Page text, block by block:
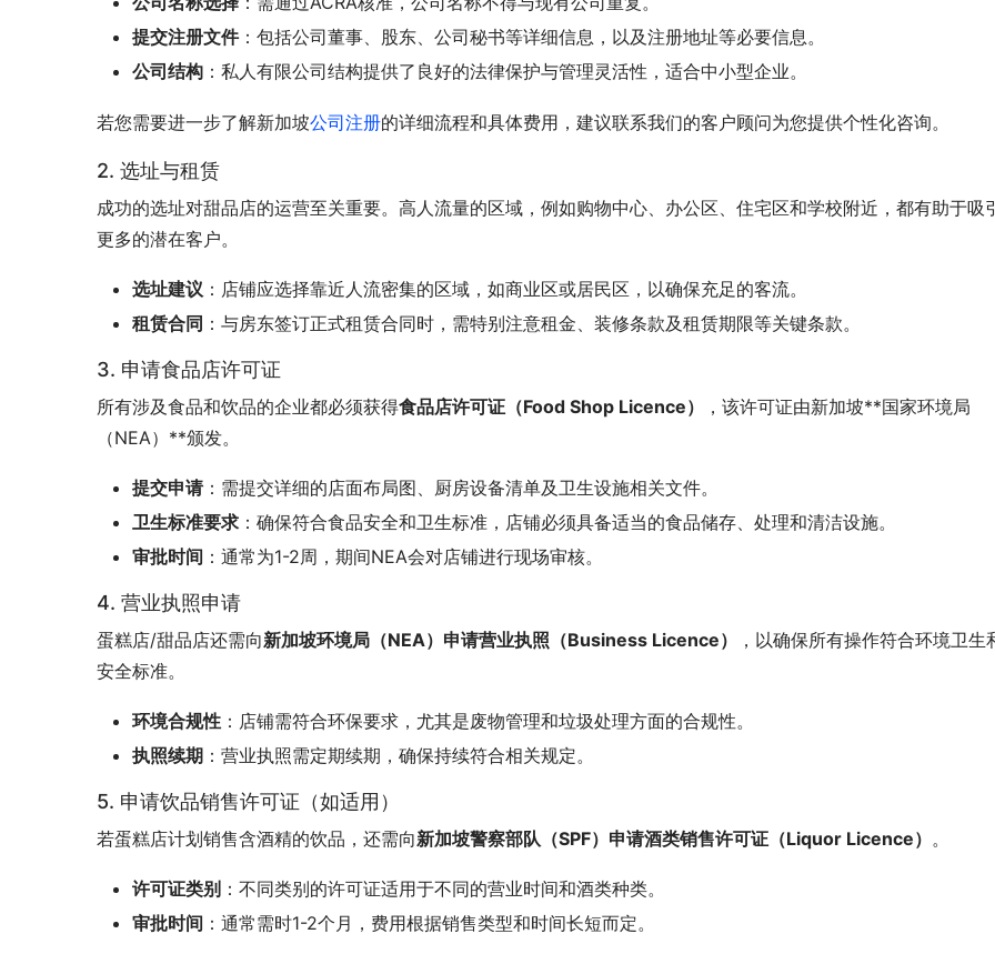
提交注册文件：包括公司董事、股东、公司秘书等详细信息，以及注册地址等必要信息。
公司结构 ：私人有限公司结构提供了良好的法律保护与管理灵活性，适合中小型企业。
若您需要进一步了解新加坡公司注册的详细流程和具体费用，建议联系我们的客户顾问为您提供个性化咨询。
2. 选址与租赁
成功的选址对甜品店的运营至关重要。高人流量的区域，例如购物中心、办公区、住宅区和学校附近，都有助于吸
更多的潜在客户。
选址建议 ：店铺应选择靠近人流密集的区域，如商业区或居民区，以确保充足的客流。
租赁合同 ：与房东签订正式租赁合同时，需特别注意租金、装修条款及租赁期限等关键条款。
3. 申请食品店许可证
所有涉及食品和饮品的企业都必须获得食品店许可证（Food Shop Licence）
，该许可证由新加坡**国家环境局
（NEA）**颁发。
提交申请：需提交详细的店面布局图、厨房设备清单及卫生设施相关文件。
卫生标准要求 ：确保符合食品安全和卫生标准，店铺必须具备适当的食品储存、处理和清洁设施。
审批时间 ：通常为1-2周，期间NEA会对店铺进行现场审核。
4. 营业执照申请
蛋糕店/甜品店还需向新加坡环境局（NEA）申请营业执照（Business Licence）
，以确保所有操作符合环境卫生
安全标准。
环境合规性 ：店铺需符合环保要求，尤其是废物管理和垃圾处理方面的合规性。
执照续期 ：营业执照需定期续期，确保持续符合相关规定。
5. 申请饮品销售许可证（如适用）
若蛋糕店计划销售含酒精的饮品，还需向新加坡警察部队（SPF）申请酒类销售许可证（Liquor Licence） 。
许可证类别 ：不同类别的许可证适用于不同的营业时间和酒类种类。
审批时间 ：通常需时1-2个月，费用根据销售类型和时间长短而定。